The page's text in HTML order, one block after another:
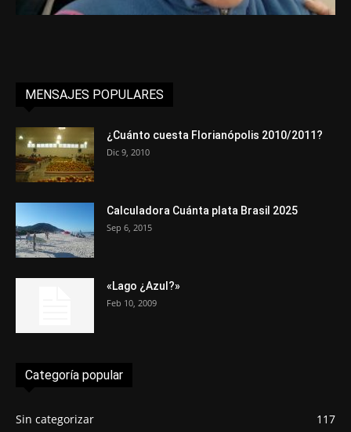
MENSAJES POPULARES
¿Cuánto cuesta Florianópolis 2010/2011?
Dic 9, 2010
Calculadora Cuánta plata Brasil 2025
Sep 6, 2015
«Lago ¿Azul?»
Feb 10, 2009
Categoría popular
Sin categorizar
117